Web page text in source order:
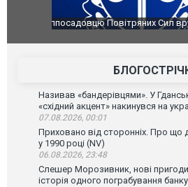
Сили оборони уразили
атаку. ВІДЕО
Називав «бандерівцями». У
«східний акцент» накинувся на
07.08.2026, 00:01
Приховано від сторонніх. Про
у 1990 році (NV)
06.08.2026, 23:48
Слешер Морозивник, нові
історія одного пограбування